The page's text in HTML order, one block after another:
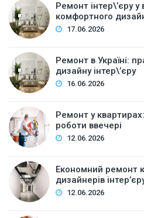
Ремонт інтер\’єру
комфортного
17.06.2026
Ремонт в Україні:
дизайну інтер\’єру
16.06.2026
Ремонт у
роботи ввечері
12.06.2026
Економний ремонт
дизайнерів
12.06.2026